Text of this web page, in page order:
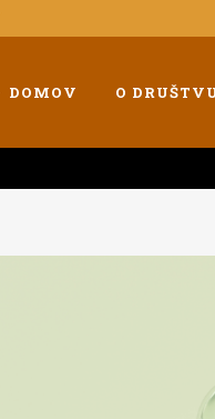
DOMOV O